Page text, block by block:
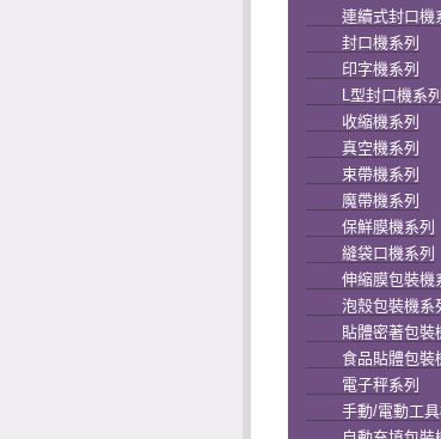
連續式封口機
封口機系列
印字機系列
L型封口機系列
收縮機系列
真空機系列
束帶機系列
魔帶機系列
保鮮膜機系列
縫袋口機系列
伸縮膜包裝機
泡殼包裝機系
貼體密著包裝
食品貼體包裝
電子秤系列
手動/電動工具